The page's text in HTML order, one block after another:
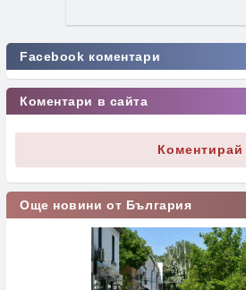
Facebook коментари
Коментари в сайта
Коментирай
Още новини от България